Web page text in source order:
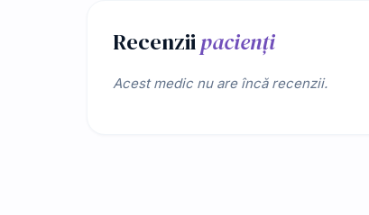
Recenziipacienți
Acest medic nu are încă recenzii.